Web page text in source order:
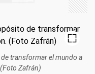
transformar el mundo a
Zafrán)